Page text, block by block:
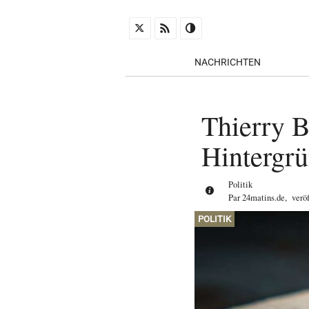
NACHRICHTEN
Thierry
Politik
Par24matins.de,
POLITIK